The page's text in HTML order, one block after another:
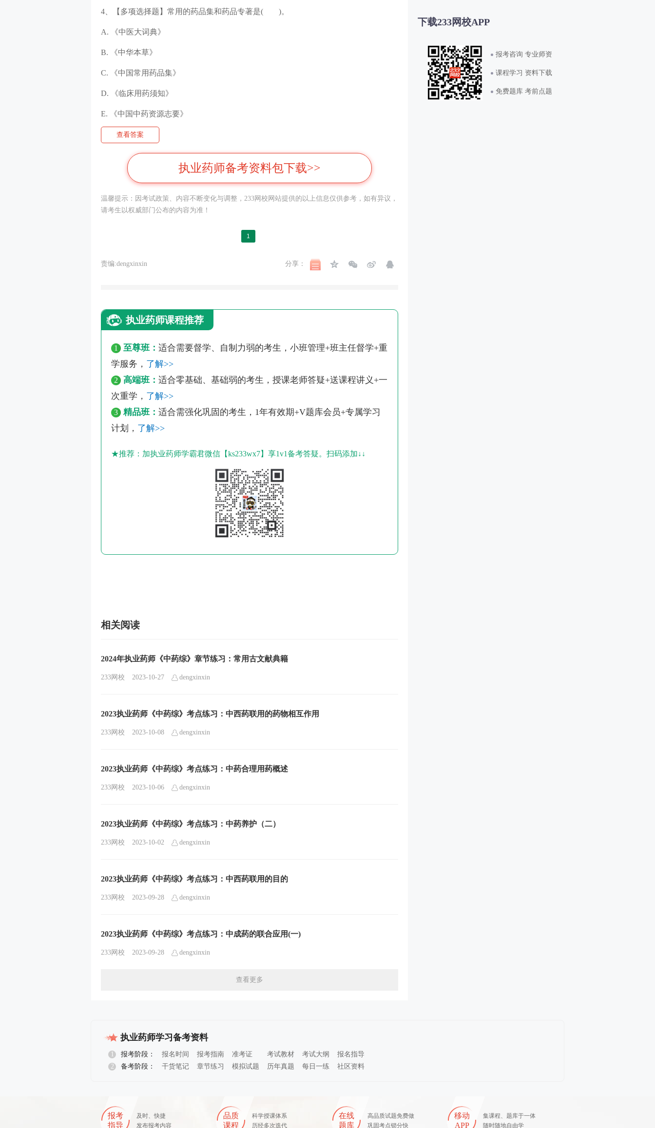
4、【多项选择题】常用的药品集和药品专著是( )。
A. 《中医大词典》
B. 《中华本草》
C. 《中国常用药品集》
D. 《临床用药须知》
E. 《中国中药资源志要》
查看答案
执业药师备考资料包下载>>
温馨提示：因 考试政策、内容不断变化与调整，233网校 网站提供的以上信息仅供参考，如有异议，
请考生以权威部门公布的内容为准！
1
责编:dengxinxin 分享：
执业药师课程推荐
1 至尊班： 适合需要督学、自制力弱的考生，小班管理+班主任督学+重
学服务， 了解>>
2 高端班： 适合零基础、基础弱的考生，授课老师答疑+送课程讲义+一
次重学， 了解>>
3 精品班： 适合需强化巩固的考生，1年有效期+V题库会员+专属学习
计划， 了解>>
★推荐：加执业药师学霸君微信【ks233wx7】享1v1备考答疑。扫码添加↓↓
相关阅读
2024年执业药师《中药综》章节练习：常用古文献典籍
233网校 2023-10-27 dengxinxin
2023执业药师《中药综》考点练习：中西药联用的药物相互作用
233网校 2023-10-08 dengxinxin
2023执业药师《中药综》考点练习：中药合理用药概述
233网校 2023-10-06 dengxinxin
2023执业药师《中药综》考点练习：中药养护（二）
233网校 2023-10-02 dengxinxin
2023执业药师《中药综》考点练习：中西药联用的目的
233网校 2023-09-28 dengxinxin
2023执业药师《中药综》考点练习：中成药的联合应用(一)
233网校 2023-09-28 dengxinxin
查看更多
下载233网校APP
报考咨询 专业师资
课程学习 资料下载
免费题库 考前点题
执业药师学习备考资料
1 报考阶段： 报名时间 报考指南 准考证 考试教材 考试大纲
报名指导
2
备考阶段： 干货笔记 章节练习 模拟试题 历年真题 每日一练 社区资料
报考
指导
及时、快捷
发布报考内容
品质
课程
科学授课体系
历经多次迭代
在线
题库
高品质试题免费做
巩固考点锁分快
移动
APP
集课程、题库于一体
随时随地自由学